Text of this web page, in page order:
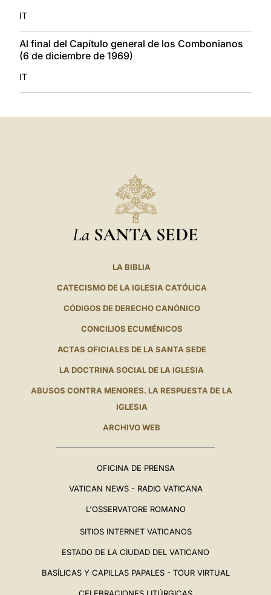
IT
Al final del Capítulo general de los Combonianos
(6 de diciembre de 1969)
IT
La SANTA SEDE
LA BIBLIA
CATECISMO DE LA IGLESIA CATÓLICA
CÓDIGOS DE DERECHO CANÓNICO
CONCILIOS ECUMÉNICOS
ACTAS OFICIALES DE LA SANTA SEDE
LA DOCTRINA SOCIAL DE LA IGLESIA
ABUSOS CONTRA MENORES. LA RESPUESTA DE LA
IGLESIA
ARCHIVO WEB
OFICINA DE PRENSA
VATICAN NEWS - RADIO VATICANA
L'OSSERVATORE ROMANO
SITIOS INTERNET VATICANOS
ESTADO DE LA CIUDAD DEL VATICANO
BASÍLICAS Y CAPILLAS PAPALES - TOUR VIRTUAL